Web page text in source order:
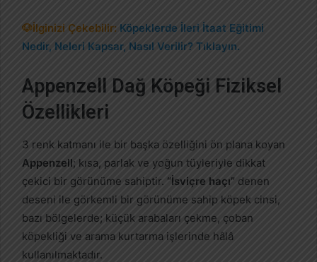
🐶İlginizi Çekebilir: Köpeklerde İleri İtaat Eğitimi
Nedir, Neleri Kapsar, Nasıl Verilir? Tıklayın.
Appenzell Dağ Köpeği Fiziksel
Özellikleri
3 renk katmanı ile bir başka özelliğini ön plana koyan
Appenzell; kısa, parlak ve yoğun tüyleriyle dikkat
çekici bir görünüme sahiptir. “İsviçre haçı” denen
deseni ile görkemli bir görünüme sahip köpek cinsi,
bazı bölgelerde; küçük arabaları çekme, çoban
köpekliği ve arama kurtarma işlerinde hâlâ
kullanılmaktadır.